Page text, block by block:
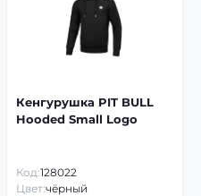
Кенгурушка PIT BULL
Hooded Small Logo
Код:128022
Цвет:чёрный